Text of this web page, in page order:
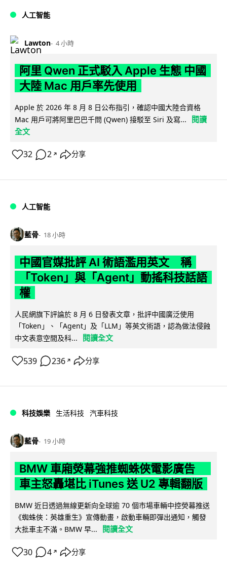
人工智能
Lawton 4 小時
阿里 Qwen 正式駁入 Apple 生態 中國
大陸 Mac 用戶率先使用
Apple 於 2026 年 8 月 8 日公布指引，確認中國大陸合資格
Mac 用戶可將阿里巴巴千問 (Qwen) 接駁至 Siri 及寫...
閱讀
全文
32 2 ↗ 分享
人工智能
藍骨 18 小時
中國官媒批評 AI 術語濫用英文 稱
「Token」與「Agent」動搖科技話語
權
人民網旗下評論於 8 月 6 日發表文章，批評中國廣泛使用
「Token」、「Agent」及「LLM」等英文術語，認為做法侵蝕
中文表意空間及科...
閱讀全文
539 236 ↗ 分享
科技娛樂 生活科技 汽車科技
藍骨 19 小時
BMW 車廂熒幕強推蜘蛛俠電影廣告
車主怒轟堪比 iTunes 送 U2 專輯翻版
BMW 近日透過無線更新向全球逾 70 個市場車輛中控熒幕推送
《蜘蛛俠：英雄重生》宣傳動畫，啟動車輛即彈出通知，觸發
大批車主不滿。BMW 早...
閱讀全文
30 4 ↗ 分享